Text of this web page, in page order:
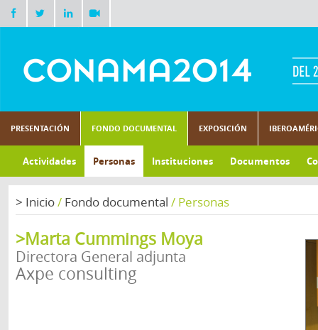
PRESENTACIÓN FONDO DOCUMENTAL EXPOSICIÓN
Actividades Personas Instituciones Documentos
> Inicio/ Fondo documental / Personas
>Marta Cummings Moya
Directora General adjunta
Axpe consulting